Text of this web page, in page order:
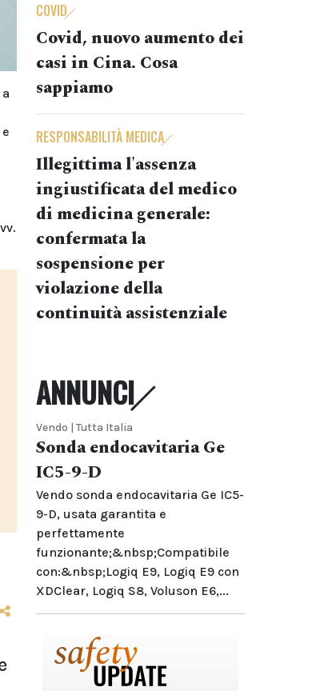
COVID
Covid, nuovo aumento dei
casi in Cina. Cosa
sappiamo
RESPONSABILITÀ MEDICA
Illegittima l'assenza
ingiustificata del medico
di medicina generale:
confermata la
sospensione per
violazione della
continuità assistenziale
ANNUNCI
Vendo | Tutta Italia
Sonda endocavitaria Ge
IC5-9-D
Vendo sonda endocavitaria Ge IC5-
9-D, usata garantita e
perfettamente
funzionante;&nbsp;Compatibile
con:&nbsp;Logiq E9, Logiq E9 con
XDClear, Logiq S8, Voluson E6,...